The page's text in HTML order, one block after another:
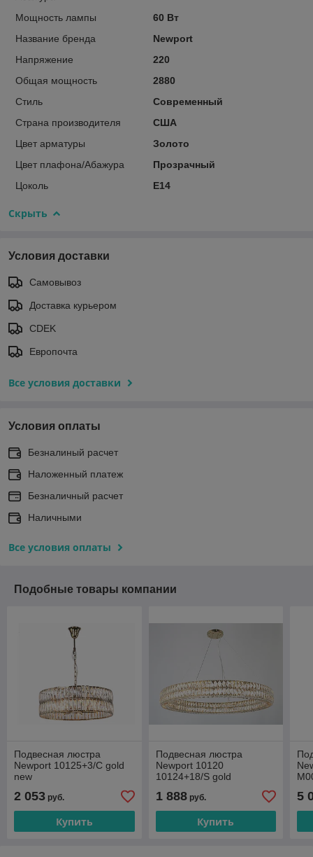
Мощность лампы
60 Вт
Название бренда
Newport
Напряжение
220
Общая мощность
2880
Стиль
Современный
Страна производителя
США
Цвет арматуры
Золото
Цвет плафона/Абажура
Прозрачный
Цоколь
E14
Скрыть
Условия доставки
Самовывоз
Доставка курьером
CDEK
Европочта
Все условия доставки
Условия оплаты
Безналиный расчет
Наложенный платеж
Безналичный расчет
Наличными
Все условия оплаты
Подобные товары компании
Подвесная люстра
Newport 10125+3/C gold
new
2 053 руб.
Купить
Подвесная люстра
Newport 10120
10124+18/S gold
1 888руб.
Купить
5